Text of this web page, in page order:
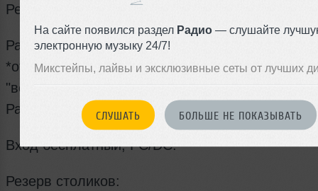
На сайте появился раздел Радио — слушайте
электронную музыку 24/7!
Микстейпы, лайвы и эксклюзивные сеты от лучших
СЛУШАТЬ БОЛЬШЕ НЕ ПОКАЗЫВАТЬ
Резерв: +7(905)775-75-11
Работает безлимитный бар.
*отдельная барная стойка, работающая по
"все включено"
Работает VIP зал "Квартира №1"
Вход бесплатный, FC/DC.
Резерв столиков: